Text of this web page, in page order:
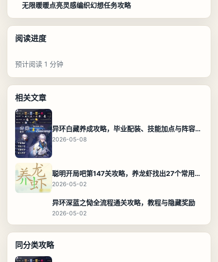
无限暖暖点亮灵感编织幻想任务攻略
阅读进度
预计阅读 1 分钟
相关文章
异环白藏养成攻略，毕业配装、技能加点与阵容搭配保姆级解析
2026-05-08
聪明开局吧第147关攻略，养龙虾找出27个常用字通关答案
2026-05-02
异环深蓝之恸全流程通关攻略，教程与隐藏奖励
2026-05-02
同分类攻略